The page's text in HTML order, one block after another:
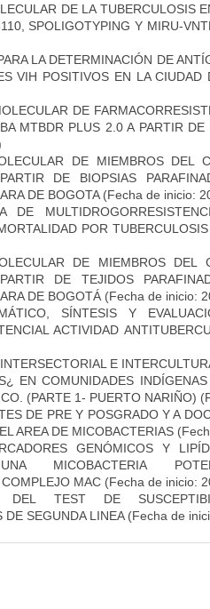
DE LA TUBERCULOSIS
SPOLIGOTYPING Y MIRU-
LA DETERMINACIÓN DE
VIH POSITIVOS EN LA CIUDAD
DE
MTBDR PLUS 2.0 A PARTIR
DE MIEMBROS DEL
DE BIOPSIAS
DE BOGOTA(Fecha de inicio:
DE
POR
DE MIEMBROS DEL
DE TEJIDOS
DE BOGOTÁ (Fecha de inicio:
SÍNTESIS Y
ACTIVIDAD
E
EN COMUNIDADES
(PARTE 1- PUERTO NARIÑO)
DE PRE Y POSGRADO Y A
AREA DE MICOBACTERIAS
GENÓMICOS Y
MICOBACTERIA
MAC (Fecha de inicio:
DEL TEST DE
SEGUNDA LINEA(Fecha de